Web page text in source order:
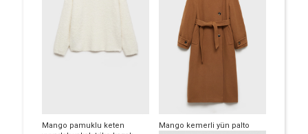
Mango pamuklu keten
Mango kemerli yün palto